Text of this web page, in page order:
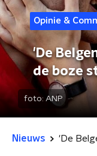
Opinie &
'De
de boze
foto: ANP
Nieuws